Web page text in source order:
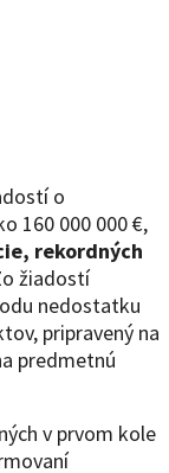
o
160 000 000 €,
rekordných
žiadostí
nedostatku
pripravený na
predmetnú
v prvom kole